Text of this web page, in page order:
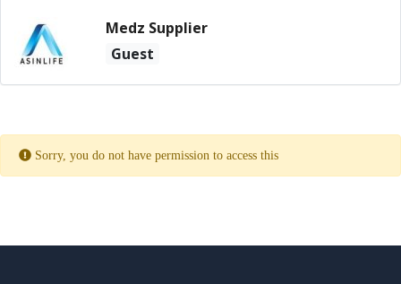
Medz Supplier
Guest
Sorry, you do not have permission to access this